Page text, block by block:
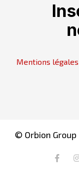
Mentions légales
© Orbion